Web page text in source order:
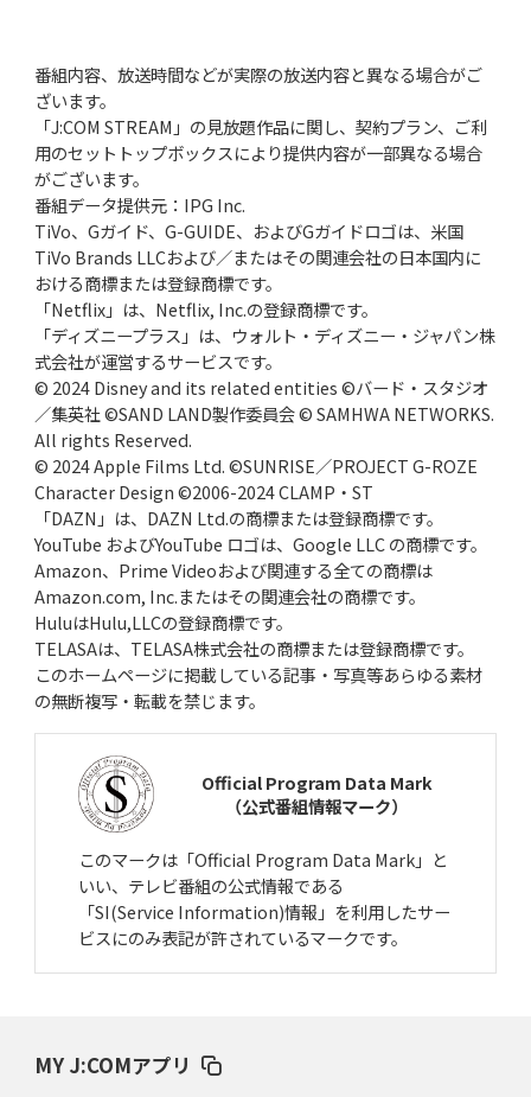
番組内容、放送時間などが実際の放送内容と異なる場合がご
ざいます。
「J:COM STREAM」の見放題作品に関し、契約プラン、ご利
用のセットトップボックスにより提供内容が一部異なる場合
がございます。
番組データ提供元：IPG Inc.
TiVo、Gガイド、G-GUIDE、およびGガイドロゴは、米国
TiVo Brands LLCおよび／またはその関連会社の日本国内に
おける商標または登録商標です。
「Netflix」は、Netflix, Inc.の登録商標です。
「ディズニープラス」は、ウォルト・ディズニー・ジャパン株
式会社が運営するサービスです。
© 2024 Disney and its related entities ©バード・スタジオ
／集英社 ©SAND LAND製作委員会 © SAMHWA NETWORKS.
All rights Reserved.
© 2024 Apple Films Ltd. ©SUNRISE／PROJECT G-ROZE
Character Design ©2006-2024 CLAMP・ST
「DAZN」は、DAZN Ltd.の商標または登録商標です。
YouTube およびYouTube ロゴは、Google LLC の商標です。
Amazon、Prime Videoおよび関連する全ての商標は
Amazon.com, Inc.またはその関連会社の商標です。
HuluはHulu,LLCの登録商標です。
TELASAは、TELASA株式会社の商標または登録商標です。
このホームページに掲載している記事・写真等あらゆる素材
の無断複写・転載を禁じます。
Official Program Data Mark
（公式番組情報マーク）
このマークは「Official Program Data Mark」と
いい、テレビ番組の公式情報である
「SI(Service Information)情報」を利用したサー
ビスにのみ表記が許されているマークです。
MY J:COMアプリ